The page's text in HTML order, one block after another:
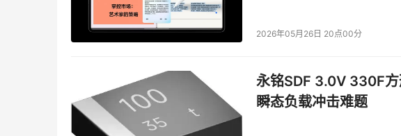
“由于缺乏一种适于销售的虚拟化产品，我们的竞争对手采取了
术性阐述来应对客户，以期拖延购买，直到它们准备好可用的产品
储环境的虚拟化极为重要。日立数据能够将智能控制器与磁盘分
现在（而不是将来）就能够解决这些问题。同时，日立数据也会让
将竞争对手的磁盘存储产品商品化。”
2026年05月26日 20点00分
永铭SDF 3.0V 330F
瞬态负载冲击难题